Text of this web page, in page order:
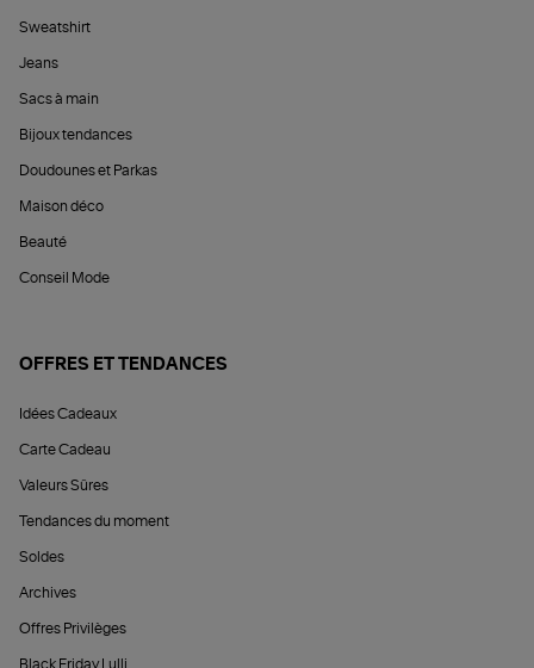
Sweatshirt
Jeans
Sacs à main
Bijoux tendances
Doudounes et Parkas
Maison déco
Beauté
Conseil Mode
OFFRES ET TENDANCES
Idées Cadeaux
Carte Cadeau
Valeurs Sûres
Tendances du moment
Soldes
Archives
Offres Privilèges
Black Friday Lulli